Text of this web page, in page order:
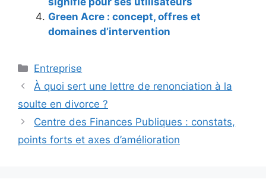
Green Acre : concept, offres et
domaines d’intervention
Catégories
Entreprise
À quoi sert une lettre de renonciation à la
soulte en divorce ?
Centre des Finances Publiques : constats,
points forts et axes d’amélioration